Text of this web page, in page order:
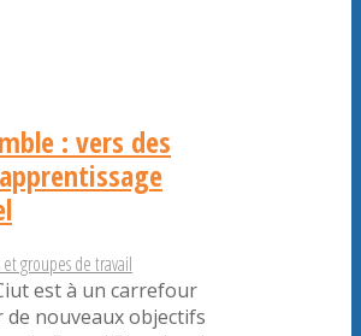
: vers des
et groupes de travail
est à un carrefour
nouveaux objectifs